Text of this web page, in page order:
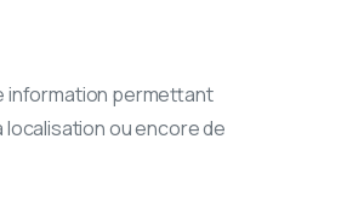
information permettant
localisation ou encore de